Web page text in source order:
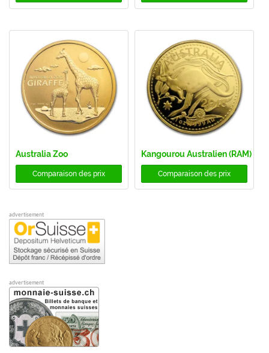
Australia Zoo
Comparaison des prix
Kangourou Australien (RAM)
Comparaison des prix
advertisement
advertisement